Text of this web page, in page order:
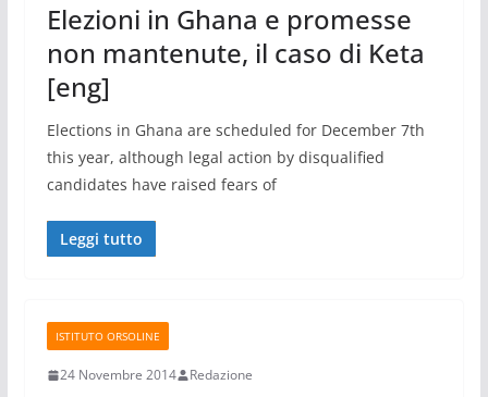
Elezioni in Ghana e promesse
non mantenute, il caso di Keta
[eng]
Elections in Ghana are scheduled for December 7th
this year, although legal action by disqualified
candidates have raised fears of
Leggi tutto
ISTITUTO ORSOLINE
24 Novembre 2014 Redazione